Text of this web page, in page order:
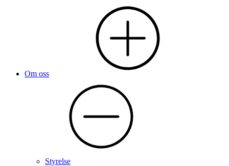
Om oss
Styrelse